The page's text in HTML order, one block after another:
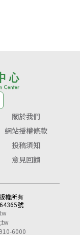
關於我們
網站授權條款
投稿須知
意見回饋
權所有
號
6000